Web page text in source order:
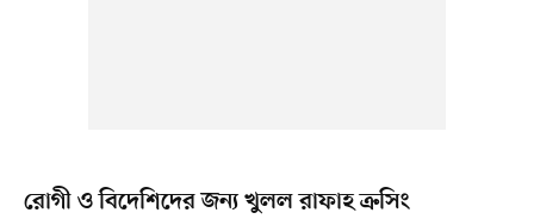
রোগী ও বিদেশিদের জন্য খুলল রাফাহ ক্রসিং